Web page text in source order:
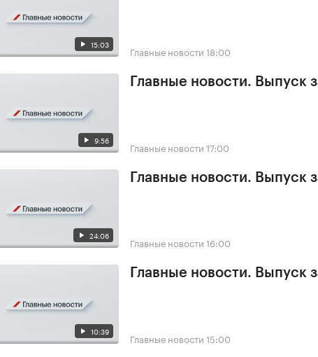
15:03 Главные новости 18:00
9:56
Главные новости. Выпуск
Главные новости 17:00
24:06
Главные новости. Выпуск
Главные новости 16:00
10:39
Главные новости. Выпуск
Главные новости 15:00